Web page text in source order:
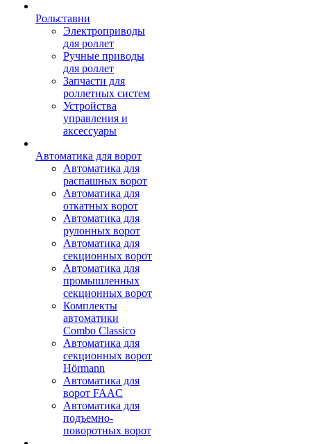
Рольставни
Электроприводы
для роллет
Ручные приводы
для роллет
Запчасти для
роллетных систем
Устройства
управления и
аксессуары
Автоматика для ворот
Автоматика для
распашных ворот
Автоматика для
откатных ворот
Автоматика для
рулонных ворот
Автоматика для
секционных ворот
Автоматика для
промышленных
секционных ворот
Комплекты
автоматики
Combo Classico
Автоматика для
секционных ворот
Hörmann
Автоматика для
ворот FAAC
Автоматика для
подъемно-
поворотных ворот